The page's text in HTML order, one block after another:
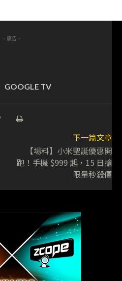
- 廣告 -
GOOGLE TV
下一篇文章
【場料】小米聖誕優惠開
跑！手機 $999 起，15 日搶
限量秒殺價